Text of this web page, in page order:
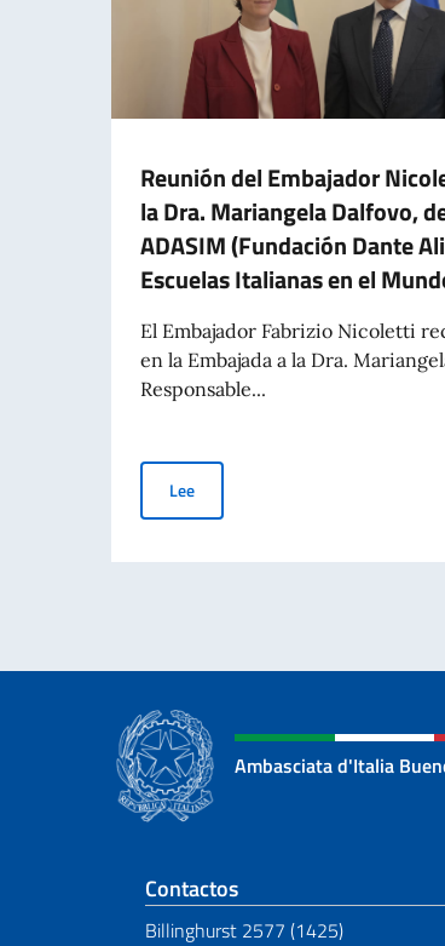
Reunión del Embajador
la Dra. Mariangela Dalfovo,
ADASIM (Fundación Dante
Escuelas Italianas en el
El Embajador Fabrizio Nicoletti
en la Embajada a la Dra.
Responsable...
LeeReunión del Embajador Nicoletti
Ambasciata d'Italia
Sezione footer
Contactos
Billinghurst 2577 (1425)